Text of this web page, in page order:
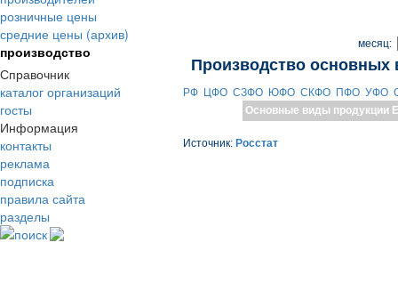
розничные цены
средние цены (архив)
производство
Справочник
каталог организаций
госты
Информация
контакты
реклама
подписка
правила сайта
разделы
поиск
месяц:
Производство основных
РФ ЦФО СЗФО ЮФО СКФО ПФО УФО
Основные виды продукции
Источник: Росстат